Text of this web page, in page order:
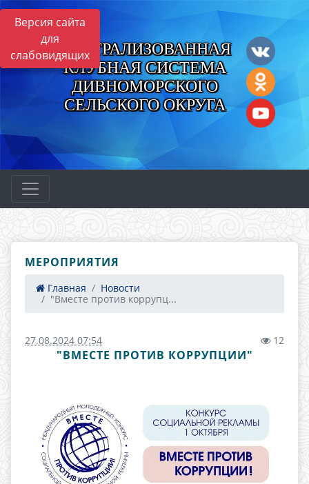
Версия сайта
для
слабовидящихЦЕНТРАЛИЗОВАННАЯ
КЛУБНАЯ СИСТЕМА
ДИВНОМОРСКОГО
СЕЛЬСКОГО ОКРУГА
МЕРОПРИЯТИЯ
Главная
Новости
"Вместе против коррупц...
27.08.2024 07:54 12
"ВМЕСТЕ ПРОТИВ КОРРУПЦИИ"